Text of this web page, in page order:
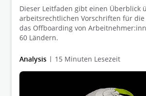
Dieser Leitfaden gibt einen Überblick
arbeitsrechtlichen Vorschriften für
das Offboarding von
60 Ländern.
Analysis 15 Minuten Lesezeit